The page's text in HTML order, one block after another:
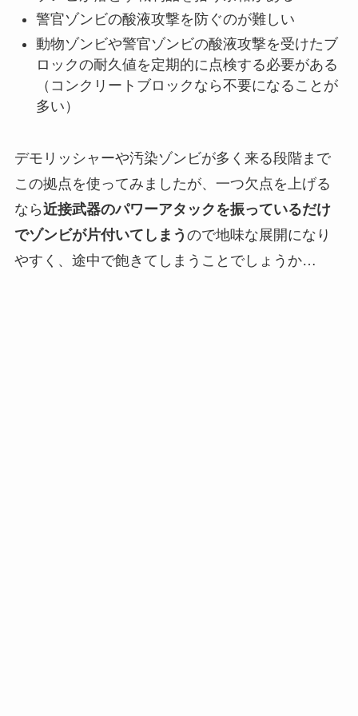
警官ゾンビの酸液攻撃を防ぐのが難しい
動物ゾンビや警官ゾンビの酸液攻撃を受けたブ
ロックの耐久値を定期的に点検する必要がある
（コンクリートブロックなら不要になることが
多い）
デモリッシャーや汚染ゾンビが多く来る段階まで
この拠点を使ってみましたが、一つ欠点を上げる
なら近接武器のパワーアタックを振っているだけ
でゾンビが片付いてしまう ので地味な展開になり
やすく、途中で飽きてしまうことでしょうか…